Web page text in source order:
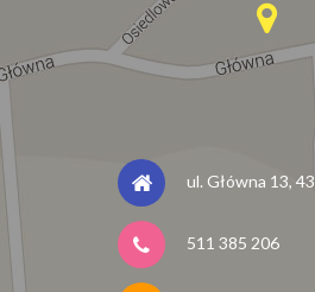
ul. Główna 13,
511 385 206